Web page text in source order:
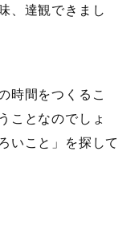
、達観できまし
時間をつくるこ
ことなのでしょ
いこと」を探して